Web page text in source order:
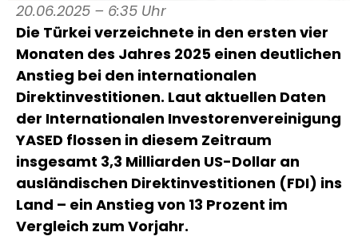
20.06.2025 – 6:35 Uhr
Die Türkei verzeichnete in den ersten vier
Monaten des Jahres 2025 einen deutlichen
Anstieg bei den internationalen
Direktinvestitionen. Laut aktuellen Daten
der Internationalen Investorenvereinigung
YASED flossen in diesem Zeitraum
insgesamt 3,3 Milliarden US-Dollar an
ausländischen Direktinvestitionen (FDI) ins
Land – ein Anstieg von 13 Prozent im
Vergleich zum Vorjahr.